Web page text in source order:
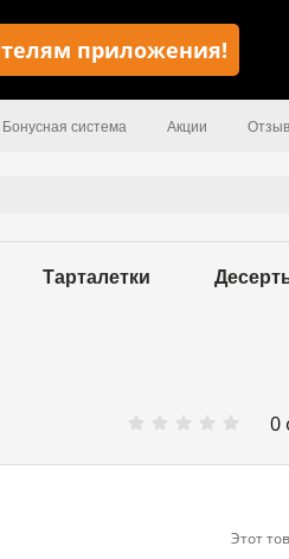
приложения!
Бонусная система Акции
Тарталетки
0
496 kcal
Этот